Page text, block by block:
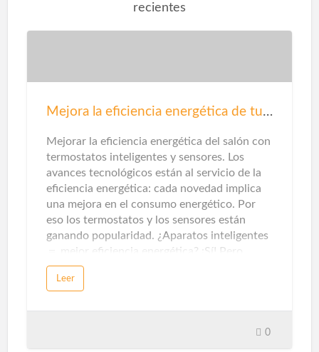
recientes
Mejora la eficiencia energética de tu salón
Mejorar la eficiencia energética del salón con
termostatos inteligentes y sensores. Los
avances tecnológicos están al servicio de la
eficiencia energética: cada novedad implica
una mejora en el consumo energético. Por
eso los termostatos y los sensores están
ganando popularidad. ¿Aparatos inteligentes
＝ mejor eficiencia energética? ¡Sí! Pero…
para que un electrodoméstico, un artefacto
eléctrico o aparato electrónico se considere
poder gestionarse y automatizarse desde
Leer
0